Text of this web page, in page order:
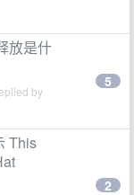
放是什
by
5
This
2